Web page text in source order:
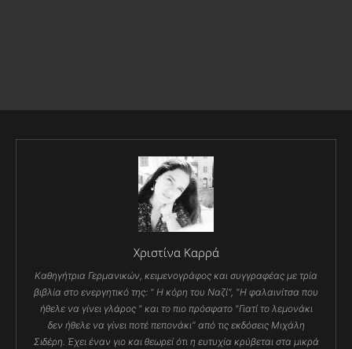
Χριστίνα Καρρά
Καθηγήτρια Γερμανικών, κειμενογράφος και συγγραφέας με τρία
βιβλία στο ενεργητικό της: " Η κόρη του Ναζί", "Η φαλαινίτσα που
ήθελε να γίνει γλάρος " και το πιο πρόσφατο "Γιατί το λεμονάκι
δεν ήθελε να γίνει ποτέ πεπονάκι" από τις εκδόσεις Μιχάλη
Σιδέρη. Έχει έναν γιο και θεωρεί ότι η ευτυχία κρύβεται στα μικρά